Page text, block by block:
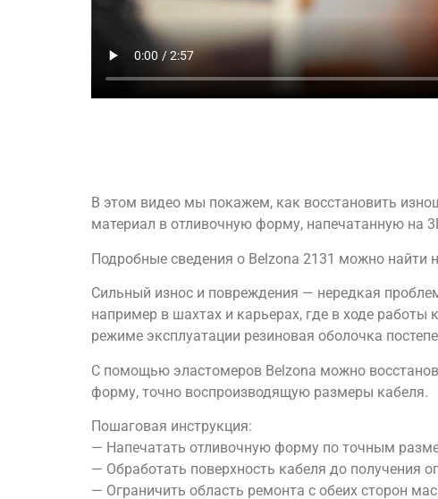
В этом видео мы покажем, как восстановить
материал в отливочную форму, напечатанную на
Подробные сведения о Belzona 2131 можно найти
Сильный износ и повреждения — нередкая
например в шахтах и карьерах, где в ходе
режиме эксплуатации резиновая оболочка
С помощью эластомеров Belzona можно
форму, точно воспроизводящую размеры кабеля.
Пошаговая инструкция:
— Напечатать отливочную форму по точным
— Обработать поверхность кабеля до получения
— Ограничить область ремонта с обеих сторон